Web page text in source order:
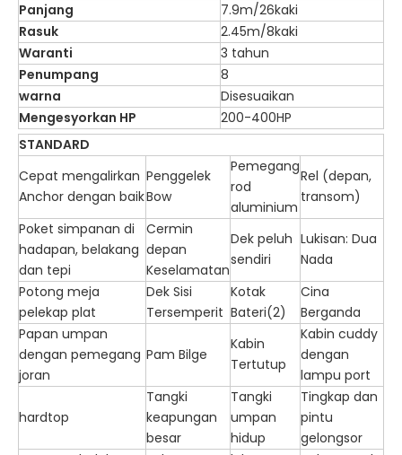
Panjang
7.9m/26kaki
Rasuk
2.45m/8kaki
Waranti
3 tahun
Penumpang
8
warna
Disesuaikan
Mengesyorkan HP
200-400HP
STANDARD
Cepat mengalirkan
Anchor dengan baik
Penggelek
Bow
Pemegang
rod
aluminium
Rel (depan,
transom)
Poket simpanan di
hadapan, belakang
dan tepi
Cermin
depan
Keselamatan
Dek peluh
sendiri
Lukisan: Dua
Nada
Potong meja
pelekap plat
Dek Sisi
Tersemperit
Kotak
Bateri(2)
Cina
Berganda
Papan umpan
dengan pemegang
joran
Pam Bilge
Kabin
Tertutup
Kabin cuddy
dengan
lampu port
hardtop
Tangki
keapungan
besar
Tangki
umpan
hidup
Tingkap dan
pintu
gelongsor